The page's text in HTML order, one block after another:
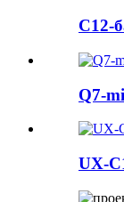
C12-
Q7-
UX-